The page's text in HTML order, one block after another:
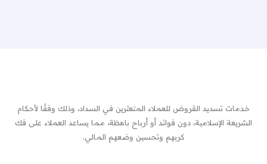
خدمات تسديد القروض للعملاء المتعثرين في السداد، وذلك وفقًا لأحكام
الشريعة الإسلامية، دون فوائد أو أرباح باهظة، مما يساعد العملاء على فك
كربهم وتحسين وضعهم المالي.